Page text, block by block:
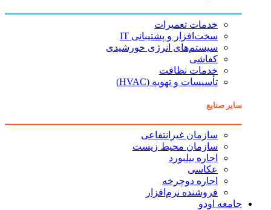
خدمات تعمیرات
سخت‌افزار و پشتیبانی IT
سیستم‌های انرژی خورشیدی
کفاشی
خدمات نظافت
تأسیسات و تهویه (HVAC)
سایر صنایع
سازمان غیرانتفاعی
سازمان محیط زیست
اجاره بیلبورد
عکاسی
اجاره دوچرخه
فروشنده نرم‌افزار
جامعه اودو